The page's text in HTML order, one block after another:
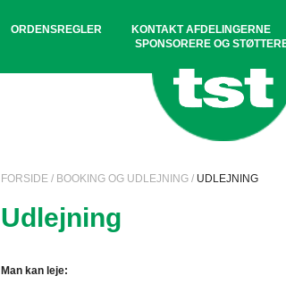
ORDENSREGLER KONTAKT AFDELINGERNE
SPONSORERE OG
FORSIDE / BOOKING OG UDLEJNING / UDLEJNING
Udlejning
Man kan leje: